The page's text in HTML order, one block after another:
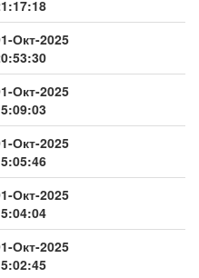
Окт-2025
Окт-2025
Окт-2025
Окт-2025
Окт-2025